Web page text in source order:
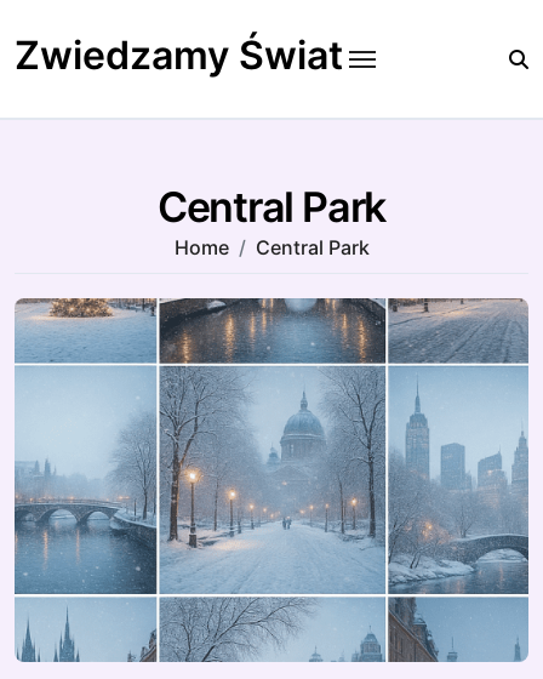
to
content
Zwiedzamy Świat
Central Park
Home Central Park